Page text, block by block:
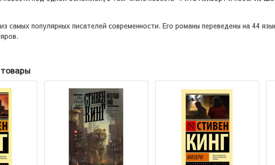
самых популярных писателей современности. Его романы переведены на 44